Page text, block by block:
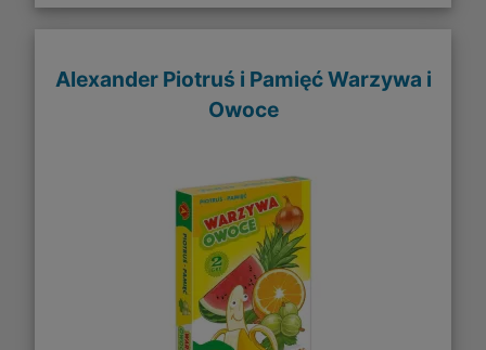
Alexander Piotruś i Pamięć Warzywa i
Owoce